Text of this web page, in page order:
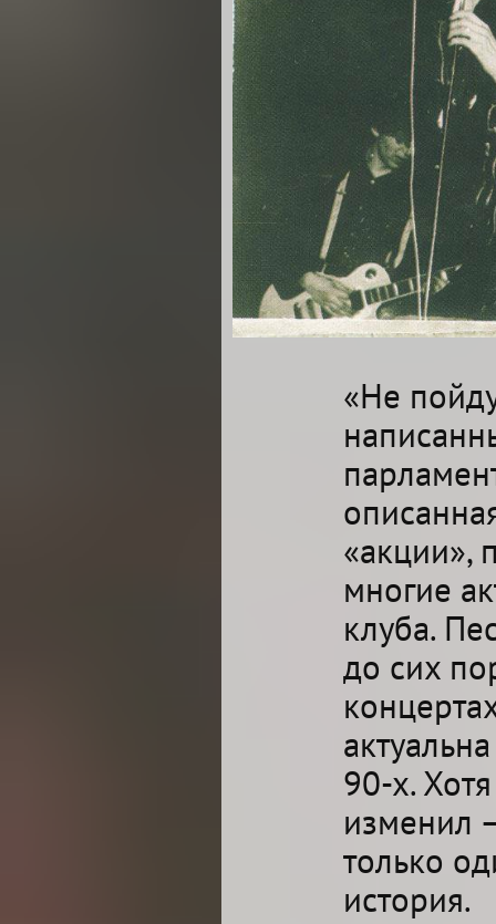
«Не
«акции»,
многие
клуба.
до сих
90-х.
изменил
только
история.